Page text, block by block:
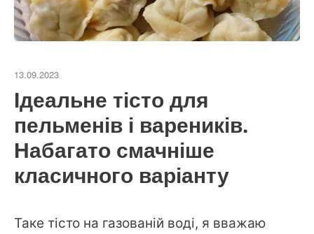
13.09.2023
Ідеальне тісто для
пельменів і вареників.
Набагато смачніше
класичного варіанту
Таке тісто на газованій воді, я вважаю